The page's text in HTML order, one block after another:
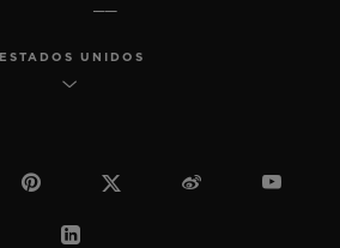
ESTADOS UNIDOS